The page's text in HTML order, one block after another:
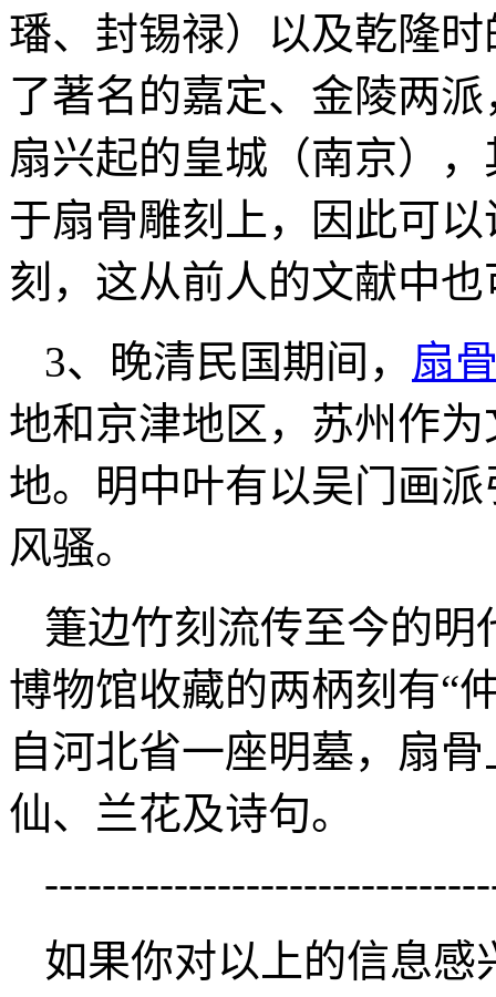
璠、封锡禄）以及乾隆
了著名的嘉定、金陵两
扇兴起的皇城（南京）
于扇骨雕刻上，因此可
刻，这从前人的文献中
3、晚清民国期间， 扇
地和京津地区，苏州作
地。明中叶有以吴门画
风骚。
箑边竹刻流传至今的
博物馆收藏的两柄刻有“
自河北省一座明墓，扇
仙、兰花及诗句。
如果你对以上的信息感